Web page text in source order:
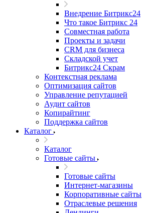
Внедрение Битрикс24
Что такое Битрикс 24
Совместная работа
Проекты и задачи
СRМ для бизнеса
Складской учет
Битрикс24 Скрам
Контекстная реклама
Оптимизация сайтов
Управление репутацией
Аудит сайтов
Копирайтинг
Поддержка сайтов
Каталог
Каталог
Готовые сайты
Готовые сайты
Интернет-магазины
Корпоративные сайты
Отраслевые решения